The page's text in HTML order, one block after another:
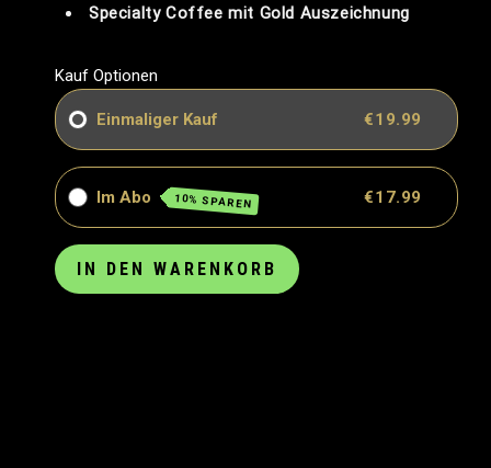
Specialty Coffee mit Gold Auszeichnung
Kauf Optionen
Einmaliger Kauf €19.99
Im Abo 10% SPAREN €17.99
IN DEN WARENKORB